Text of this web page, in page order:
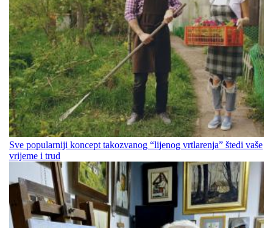
Sve popularniji koncept takozvanog “lijenog vrtlarenja” štedi vaše
vrijeme i trud